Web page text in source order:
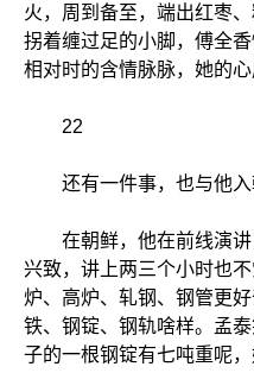
火，周到备至，端出红枣
拐着缠过足的小脚，傅全
相对时的含情脉脉，她的心
22
还有一件事，也与他入
在朝鲜，他在前线演讲
兴致，讲上两三个小时也
炉、高炉、轧钢、钢管更
铁、钢锭、钢轨啥样。孟
子的一根钢锭有七吨重呢